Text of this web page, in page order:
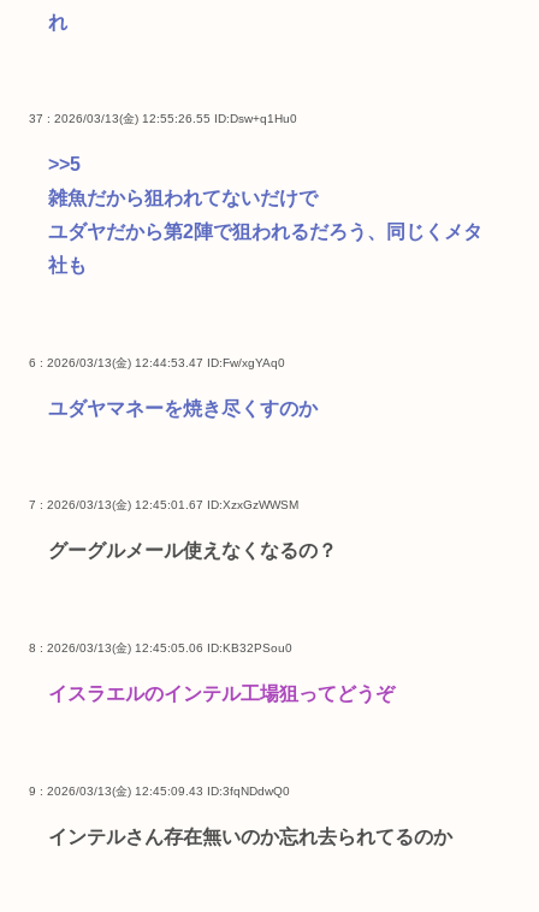
れ
37 : 2026/03/13(金) 12:55:26.55 ID:Dsw+q1Hu0
>>5
雑魚だから狙われてないだけで
ユダヤだから第2陣で狙われるだろう、同じくメタ
社も
6 : 2026/03/13(金) 12:44:53.47 ID:Fw/xgYAq0
ユダヤマネーを焼き尽くすのか
7 : 2026/03/13(金) 12:45:01.67 ID:XzxGzWWSM
グーグルメール使えなくなるの？
8 : 2026/03/13(金) 12:45:05.06 ID:KB32PSou0
イスラエルのインテル工場狙ってどうぞ
9 : 2026/03/13(金) 12:45:09.43 ID:3fqNDdwQ0
インテルさん存在無いのか忘れ去られてるのか